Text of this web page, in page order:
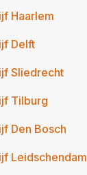
Haarlem
Delft
Sliedrecht
Tilburg
Den Bosch
Leidschendam